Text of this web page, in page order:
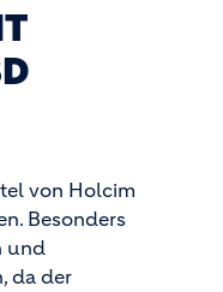
von Holcim
Besonders
und
da der